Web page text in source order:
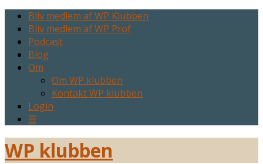
Bliv medlem af WP Klubben
Bliv medlem af WP Prof
Podcast
Blog
Om
Om WP klubben
Kontakt WP klubben
Login
☰
WP klubben